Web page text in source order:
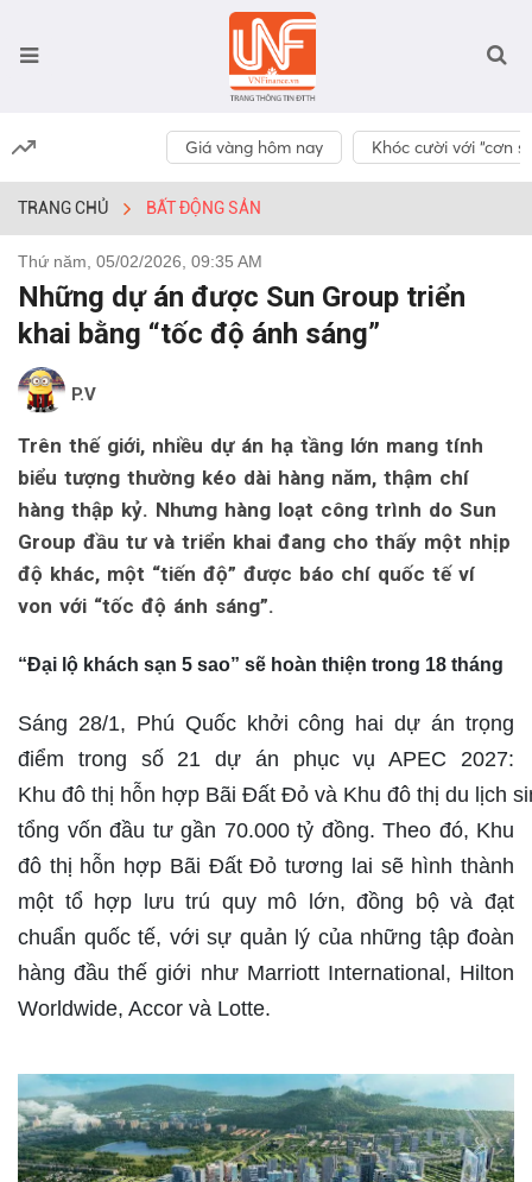
Giá vàng hôm nay Khóc cười với “cơn
TRANG CHỦ BẤT ĐỘNG SẢN
Thứ năm, 05/02/2026, 09:35 AM
Những dự án được Sun Group triển
khai bằng “tốc độ ánh sáng”
P.V
Trên thế giới, nhiều dự án hạ tầng lớn mang tính
biểu tượng thường kéo dài hàng năm, thậm chí
hàng thập kỷ. Nhưng hàng loạt công trình do Sun
Group đầu tư và triển khai đang cho thấy một nhịp
độ khác, một “tiến độ” được báo chí quốc tế ví
von với “tốc độ ánh sáng”.
“Đại lộ khách sạn 5 sao” sẽ hoàn thiện trong 18 tháng
Sáng 28/1, Phú Quốc khởi công hai dự án trọng
điểm trong số 21 dự án phục vụ APEC 2027:
Khu đô thị hỗn hợp Bãi Đất Đỏ và Khu đô thị du lịch
tổng vốn đầu tư gần 70.000 tỷ đồng. Theo đó, Khu
đô thị hỗn hợp Bãi Đất Đỏ tương lai sẽ hình thành
một tổ hợp lưu trú quy mô lớn, đồng bộ và đạt
chuẩn quốc tế, với sự quản lý của những tập đoàn
hàng đầu thế giới như Marriott International, Hilton
Worldwide, Accor và Lotte.